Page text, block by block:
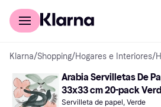
Comprar con Klarna
Klarna/Shopping/Hogares e Interiores/
Arabia Servilletas De
33x33 cm 20-pack
Servilleta de papel, Verde